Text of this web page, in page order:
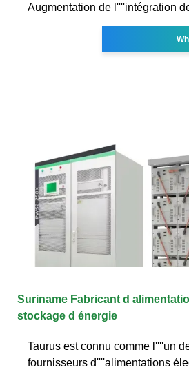
Augmentation de l''''intégration
Suriname Fabricant d
stockage d énergie
Taurus est connu comme l''''un
fournisseurs d''''alimentations